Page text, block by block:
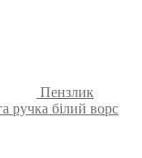
Пензлик
ручка білий ворс